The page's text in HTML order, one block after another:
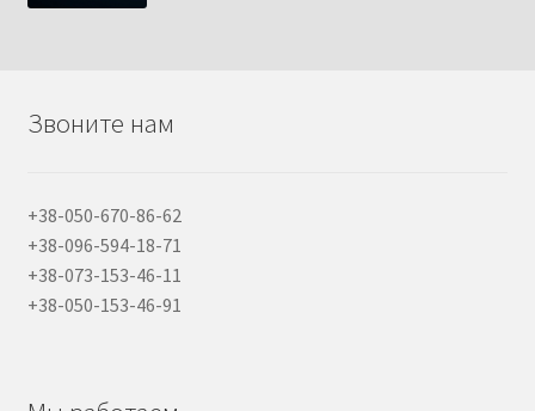
Звоните нам
+38-050-670-86-62
+38-096-594-18-71
+38-073-153-46-11
+38-050-153-46-91